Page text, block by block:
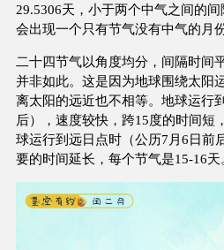
29.5306天，小于两个中气之间的
会出现一个只有节气没有中气的月
二十四节气以角度均分，间隔时间
并非如此。这是因为地球围绕太阳
离太阳的远近也不相等。地球运行
后），速度较快，跨15度的时间短
球运行到远日点时（公历7月6日前
要的时间延长，每个节气是15-16天